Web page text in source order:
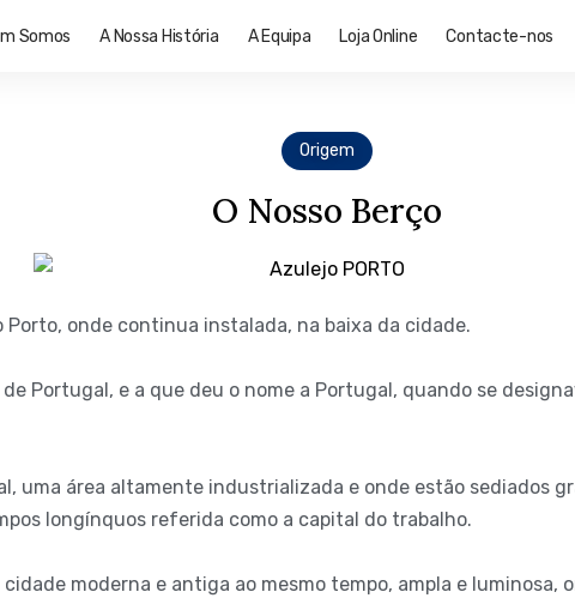
Somos A Nossa História A Equipa Loja Online Contacte-nos
Origem
O Nosso Berço
onde continua instalada, na baixa da cidade.
Portugal, e a que deu o nome a Portugal, quando se
uma área altamente industrializada e onde estão sediados
longínquos referida como a capital do trabalho.
moderna e antiga ao mesmo tempo, ampla e luminosa,